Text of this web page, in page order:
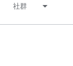
社群